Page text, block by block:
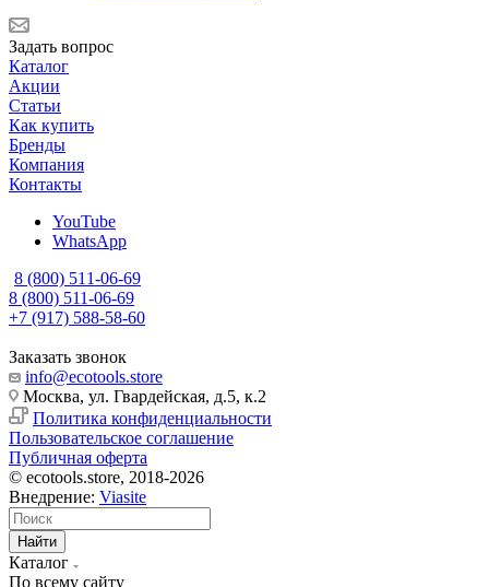
Задать вопрос
Каталог
Акции
Статьи
Как купить
Бренды
Компания
Контакты
YouTube
WhatsApp
8 (800) 511-06-69
8 (800) 511-06-69
+7 (917) 588-58-60
Заказать звонок
info@ecotools.store
Москва, ул. Гвардейская, д.5, к.2
Политика конфиденциальности
Пользовательское соглашение
Публичная оферта
© ecotools.store, 2018-2026
Внедрение: Viasite
Найти
Каталог
По всему сайту